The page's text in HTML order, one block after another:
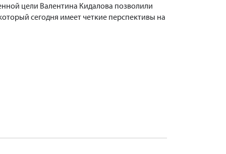
цели Валентина Кидалова позволили
сегодня имеет четкие перспективы на